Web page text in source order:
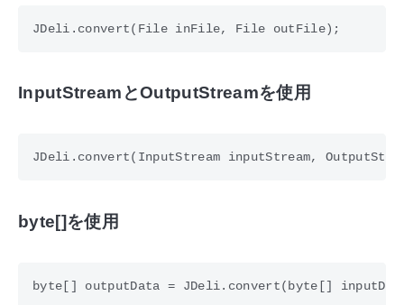
InputStreamとOutputStreamを使用
byte[]を使用